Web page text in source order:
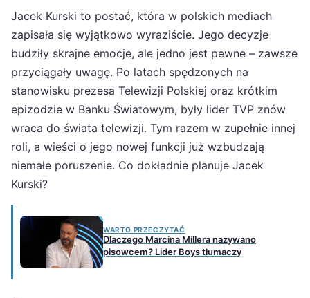
Jacek Kurski to postać, która w polskich mediach
zapisała się wyjątkowo wyraziście. Jego decyzje
budziły skrajne emocje, ale jedno jest pewne – zawsze
przyciągały uwagę. Po latach spędzonych na
stanowisku prezesa Telewizji Polskiej oraz krótkim
epizodzie w Banku Światowym, były lider TVP znów
wraca do świata telewizji. Tym razem w zupełnie innej
roli, a wieści o jego nowej funkcji już wzbudzają
niemałe poruszenie. Co dokładnie planuje Jacek
Kurski?
WARTO PRZECZYTAĆ
Dlaczego Marcina Millera nazywano
pisowcem? Lider Boys tłumaczy